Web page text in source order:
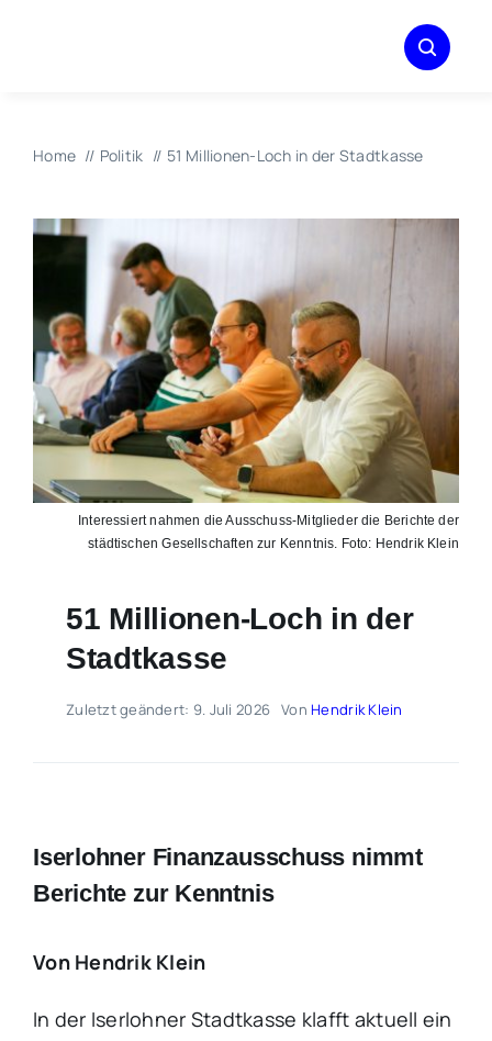
Home Politik 51 Millionen-Loch in der Stadtkasse
Interessiert nahmen die Ausschuss-Mitglieder die Berichte der
städtischen Gesellschaften zur Kenntnis. Foto: Hendrik Klein
51 Millionen-Loch in der
Stadtkasse
Zuletzt geändert: 9. Juli 2026 VonHendrik Klein
Iserlohner Finanzausschuss nimmt
Berichte zur Kenntnis
Von Hendrik Klein
In der Iserlohner Stadtkasse klafft aktuell ein